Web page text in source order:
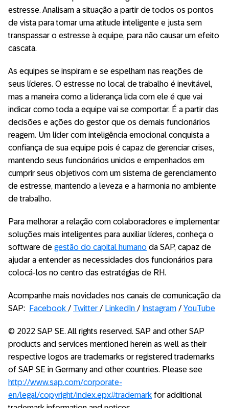
estresse. Analisam a situação a partir de todos os pontos
de vista para tomar uma atitude inteligente e justa sem
transpassar o estresse à equipe, para não causar um efeito
cascata.
As equipes se inspiram e se espelham nas reações de
seus líderes. O estresse no local de trabalho é inevitável,
mas a maneira como a liderança lida com ele é que vai
indicar como toda a equipe vai se comportar. É a partir das
decisões e ações do gestor que os demais funcionários
reagem. Um líder com inteligência emocional conquista a
confiança de sua equipe pois é capaz de gerenciar crises,
mantendo seus funcionários unidos e empenhados em
cumprir seus objetivos com um sistema de gerenciamento
de estresse, mantendo a leveza e a harmonia no ambiente
de trabalho.
Para melhorar a relação com colaboradores e implementar
soluções mais inteligentes para auxiliar líderes, conheça o
software de gestão do capital humano da SAP, capaz de
ajudar a entender as necessidades dos funcionários para
colocá-los no centro das estratégias de RH.
Acompanhe mais novidades nos canais de comunicação da
SAP:
Facebook / Twitter / LinkedIn / Instagram / YouTube
© 2022 SAP SE. All rights reserved. SAP and other SAP
products and services mentioned herein as well as their
respective logos are trademarks or registered trademarks
of SAP SE in Germany and other countries. Please see
http://www.sap.com/corporate-
en/legal/copyright/index.epx#trademark for additional